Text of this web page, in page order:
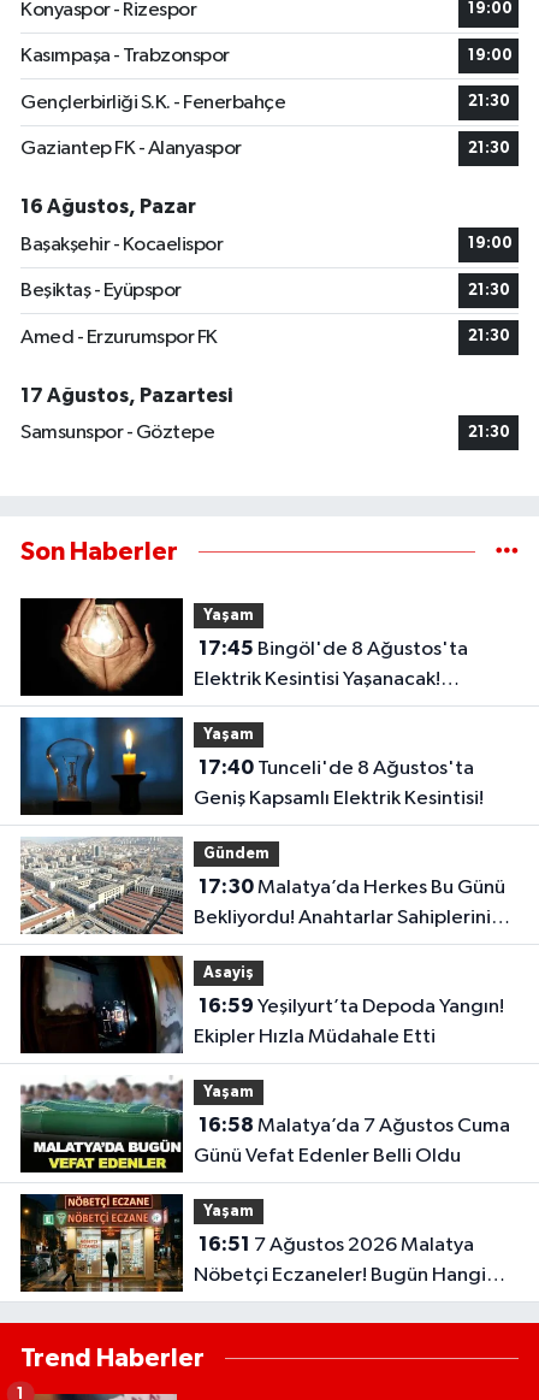
Konyaspor - Rizespor 19:00
Kasımpaşa - Trabzonspor 19:00
Gençlerbirliği S.K. - Fenerbahçe 21:30
Gaziantep FK - Alanyaspor 21:30
16 Ağustos, Pazar
Başakşehir - Kocaelispor
19:00
Beşiktaş - Eyüpspor 21:30
Amed - Erzurumspor FK 21:30
17 Ağustos, Pazartesi
Samsunspor - Göztepe
21:30
Son Haberler
Yaşam
17:45
Elektrik Kesintisi Yaşanacak!
Karlıova'da 2 Köy Etkilenecek
Yaşam
17:40Tunceli'de 8 Ağustos'ta
Geniş Kapsamlı Elektrik Kesintisi!
Gündem
17:30Malatya’da Herkes Bu Günü
Bekliyordu! Anahtarlar Sahiplerini
Buluyor
Asayiş
16:59
Ekipler Hızla Müdahale Etti
Yaşam
16:58
Günü Vefat Edenler Belli Oldu
Yaşam
16:51
Nöbetçi Eczaneler! Bugün Hangi
Eczaneler Açık?
Trend Haberler
1